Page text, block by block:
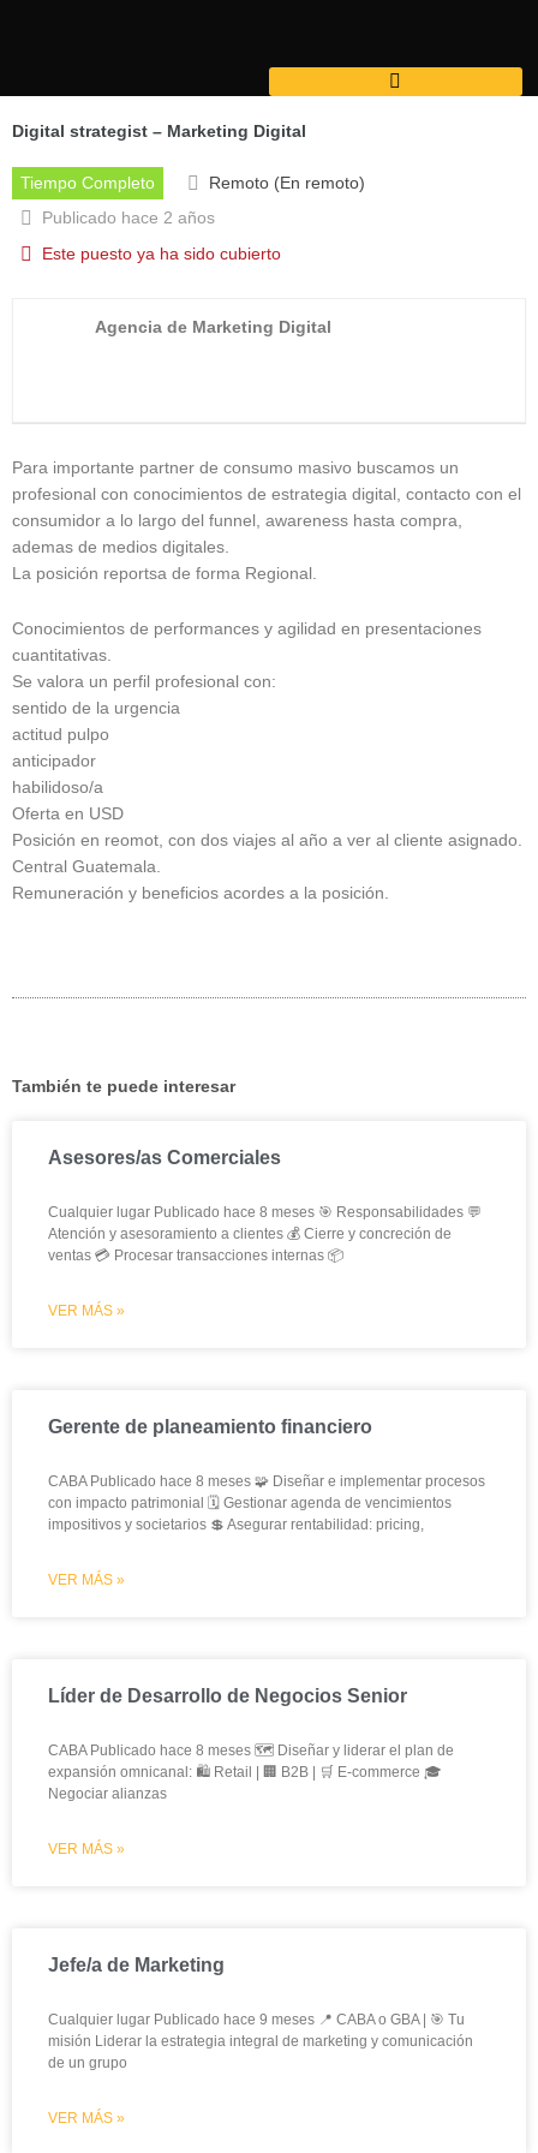
Digital strategist – Marketing Digital
Tiempo Completo
Remoto (En remoto)
Publicado hace 2 años
Este puesto ya ha sido cubierto
Agencia de Marketing Digital
Para importante partner de consumo masivo buscamos un
profesional con conocimientos de estrategia digital, contacto con el
consumidor a lo largo del funnel, awareness hasta compra,
ademas de medios digitales.
La posición reportsa de forma Regional.
Conocimientos de performances y agilidad en presentaciones
cuantitativas.
Se valora un perfil profesional con:
sentido de la urgencia
actitud pulpo
anticipador
habilidoso/a
Oferta en USD
Posición en reomot, con dos viajes al año a ver al cliente asignado.
Central Guatemala.
Remuneración y beneficios acordes a la posición.
También te puede interesar
Asesores/as Comerciales
Cualquier lugar Publicado hace 8 meses 🎯 Responsabilidades 💬
Atención y asesoramiento a clientes 💰 Cierre y concreción de
ventas 💳 Procesar transacciones internas 📦
VER MÁS »
Gerente de planeamiento financiero
CABA Publicado hace 8 meses 🧩 Diseñar e implementar procesos
con impacto patrimonial 🗓️ Gestionar agenda de vencimientos
impositivos y societarios 💲 Asegurar rentabilidad: pricing,
VER MÁS »
Líder de Desarrollo de Negocios Senior
CABA Publicado hace 8 meses 🗺️ Diseñar y liderar el plan de
expansión omnicanal: 🛍️ Retail | 🏢 B2B | 🛒 E-commerce 🎓
Negociar alianzas
VER MÁS »
Jefe/a de Marketing
Cualquier lugar Publicado hace 9 meses 📍 CABA o GBA | 🎯 Tu
misión Liderar la estrategia integral de marketing y comunicación
de un grupo
VER MÁS »